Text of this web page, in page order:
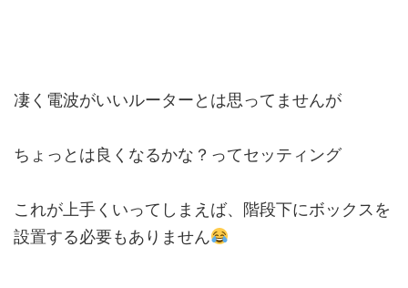
凄く電波がいいルーターとは思ってませんが
ちょっとは良くなるかな？ってセッティング
これが上手くいってしまえば、階段下にボックスを
設置する必要もありません